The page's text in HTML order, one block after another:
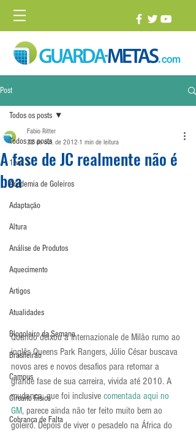
Post
Todos os posts
1 vs. 1
Academia de Goleiros
Adaptação
Altura
Análise de Produtos
Aquecimento
Artigos
Atualidades
Blogoleiro da Semana
Brasileirão
Campus
Circuito Físico
Cobrança de Falta
Todos os posts
A fase de JC realmente não é
boa
Fabio Ritter
22 de out. de 2012 1 min de leitura
Quando deixou a Internazionale de Milão rumo ao
inglês Queens Park Rangers, Júlio César buscava
novos ares e novos desafios para retomar a
grande fase de sua carreira, vivida até 2010. A
mudança, que foi inclusive comentada aqui no
GM, parece ainda não ter feito muito bem ao
goleiro. Depois de viver o pesadelo na África do